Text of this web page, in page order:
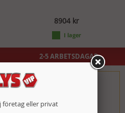
8904 kr
2-5 ARBETSDAGAR
företag eller privat